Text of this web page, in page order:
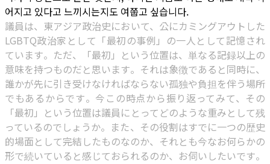
어지고 있다고 느끼시는지도 여쭙고 싶습니다.
議員は、東アジア政治史において、公にカミングアウトした
LGBTQ政治家として「最初の事例」の一人として記憶され
ています。ただ、「最初」という位置は、単なる記録以上の
意味を持つものだと思います。それは象徴であると同時に、
誰かが先に引き受けなければならない孤独や負担を伴う場所
でもあるからです。今この時点から振り返ってみて、その
「最初」という位置は議員にとってどのような重みとして残
っているのでしょうか。また、その役割はすでに一つの歴史
的場面として完結したものなのか、それとも今なお何らかの
形で続いていると感じておられるのか、お伺いしたいです。